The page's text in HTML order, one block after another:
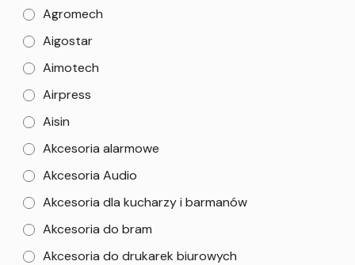
Agromech
Aigostar
Aimotech
Airpress
Aisin
Akcesoria alarmowe
Akcesoria Audio
Akcesoria dla kucharzy i barmanów
Akcesoria do bram
Akcesoria do drukarek biurowych